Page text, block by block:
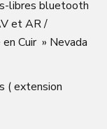
libres bluetooth
et AR /
Cuir » Nevada
( extension